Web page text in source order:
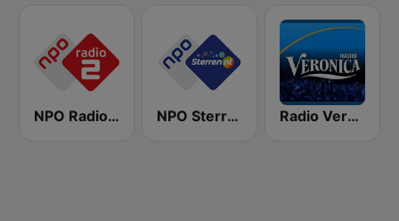
NPO Radio 2 NPO Sterren Radio Veronica